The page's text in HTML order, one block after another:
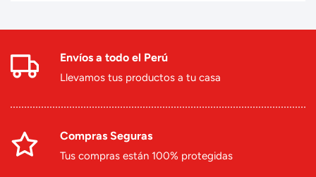
Envíos a todo el Perú
Llevamos tus productos a tu casa
Compras Seguras
Tus compras están 100% protegidas